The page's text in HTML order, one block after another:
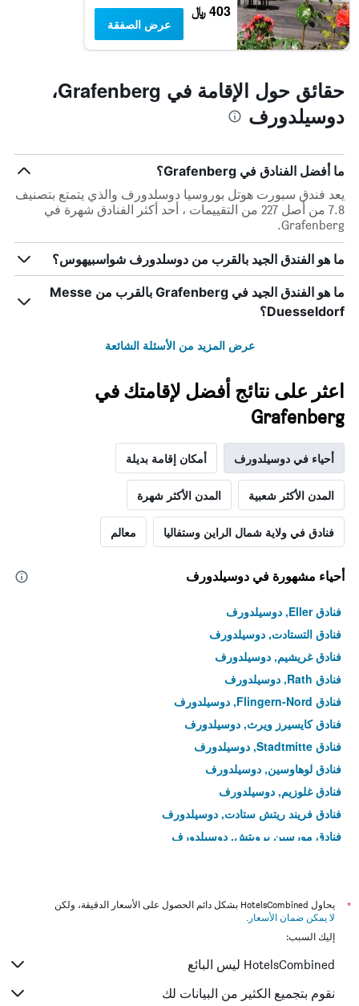
403 ﷼
عرض الصفقة
حقائق حول الإقامة في Grafenberg،
دوسيلدورف
ما أفضل الفنادق في Grafenberg؟
يعد فندق سبورت هوتل بوروسيا دوسلدورف والذي يتمتع بتصنيف
7.8 من أصل 227 من التقييمات ، أحد أكثر الفنادق شهرة في
Grafenberg.
ما هو الفندق الجيد بالقرب من دوسلدورف شواسبيهوس؟
ما هو الفندق الجيد في Grafenberg بالقرب من Messe
Duesseldorf؟
عرض المزيد من الأسئلة الشائعة
اعثر على نتائج أفضل لإقامتك في
Grafenberg
أحياء في دوسيلدورف أمكان إقامة بديلة
المدن الأكثر شعبية المدن الأكثر شهرة
فنادق في ولاية شمال الراين وستفاليا معالم
أحياء مشهورة في دوسيلدورف
فنادق Eller, دوسيلدورف
فنادق التستادت, دوسيلدورف
فنادق غريشيم, دوسيلدورف
فنادق Rath, دوسيلدورف
فنادق Flingern-Nord, دوسيلدورف
فنادق كايسيرز ويرث, دوسيلدورف
فنادق Stadtmitte, دوسيلدورف
فنادق لوهاوسين, دوسيلدورف
فنادق غلوزيم, دوسيلدورف
فنادق فريند ريتش ستادت, دوسيلدورف
فنادق مورسين برويتش, دوسيلدورف
*
يحاول HotelsCombined بشكل دائم الحصول على الأسعار الدقيقة، ولكن
لا يمكن ضمان الأسعار .
إليك السبب:
HotelsCombined ليس البائع
نقوم بتجميع الكثير من البيانات لك